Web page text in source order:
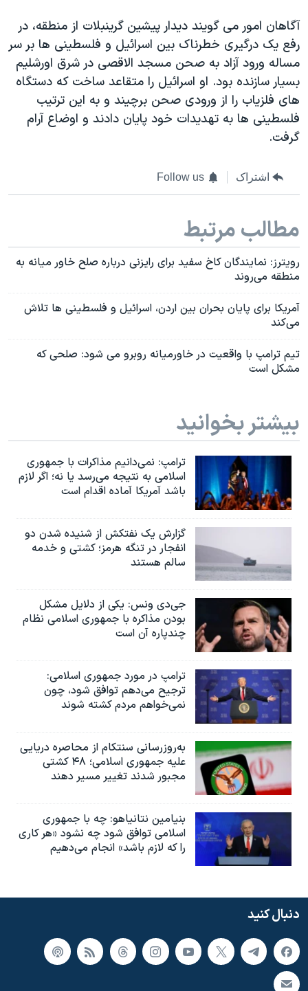
آگاهان امور می گویند دیدار پیشین گرینبلات از منطقه، در
رفع یک درگیری خطرناک بین اسرائیل و فلسطینی ها بر سر
مساله ورود آزاد به صحن مسجد الاقصی در شرق اورشلیم
بسیار سازنده بود. او اسرائیل را متقاعد ساخت که دستگاه
های فلزیاب را از ورودی صحن برچیند و به این ترتیب
فلسطینی ها به تهدیدات خود پایان دادند و اوضاع آرام
گرفت.
اشتراک Follow us
مطالب مرتبط
رویترز: نمایندگان کاخ سفید برای رایزنی درباره صلح خاور میانه به
منطقه می‌روند
آمریکا برای پایان بحران بین اردن، اسرائیل و فلسطینی ها تلاش
می‌کند
تیم ترامپ با واقعیت در خاورمیانه روبرو می شود: صلحی که
مشکل است
بیشتر بخوانید
ترامپ: نمی‌دانیم مذاکرات با جمهوری
اسلامی به نتیجه می‌رسد یا نه؛ اگر لازم
باشد آمریکا آماده اقدام است
گزارش یک نفتکش از شنیده شدن دو
انفجار در تنگه هرمز؛ کشتی و خدمه
سالم هستند
جی‌دی ونس: یکی از دلایل مشکل
بودن مذاکره با جمهوری اسلامی نظام
چندپاره آن است
ترامپ در مورد جمهوری اسلامی:
ترجیح می‌دهم توافق شود، چون
نمی‌خواهم مردم کشته شوند
به‌روزرسانی سنتکام از محاصره دریایی
علیه جمهوری اسلامی؛ ۴۸ کشتی
مجبور شدند تغییر مسیر دهند
بنیامین نتانیاهو: چه با جمهوری
اسلامی توافق شود چه نشود «هر کاری
را که لازم باشد» انجام می‌دهیم
دنبال کنید